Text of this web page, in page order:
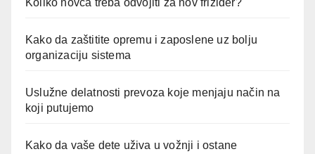
Koliko novca treba odvojiti za nov frižider?
Kako da zaštitite opremu i zaposlene uz bolju
organizaciju sistema
Uslužne delatnosti prevoza koje menjaju način na
koji putujemo
Kako da vaše dete uživa u vožnji i ostane